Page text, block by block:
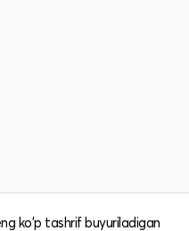
ko'p tashrif buyuriladigan